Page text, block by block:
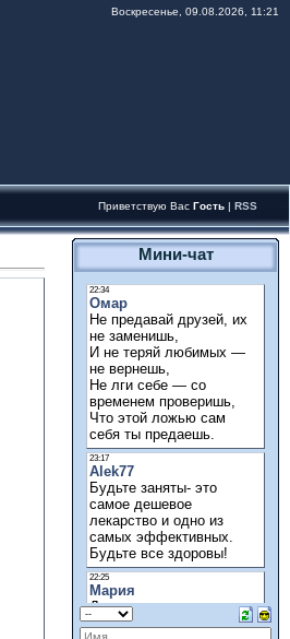
Воскресенье, 09.08.2026, 11:21
Приветствую Вас Гость | RSS
Мини-чат